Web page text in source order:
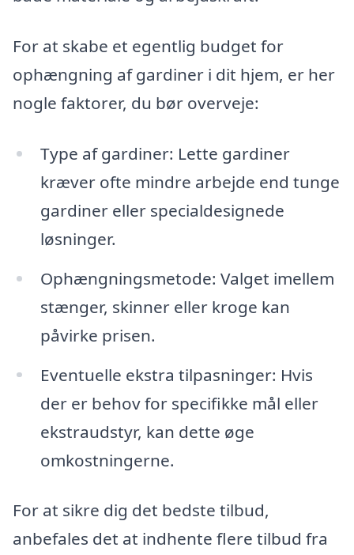
For at skabe et egentlig budget for
ophængning af gardiner i dit hjem, er her
nogle faktorer, du bør overveje:
Type af gardiner: Lette gardiner
kræver ofte mindre arbejde end tunge
gardiner eller specialdesignede
løsninger.
Ophængningsmetode: Valget imellem
stænger, skinner eller kroge kan
påvirke prisen.
Eventuelle ekstra tilpasninger: Hvis
der er behov for specifikke mål eller
ekstraudstyr, kan dette øge
omkostningerne.
For at sikre dig det bedste tilbud,
anbefales det at indhente flere tilbud fra